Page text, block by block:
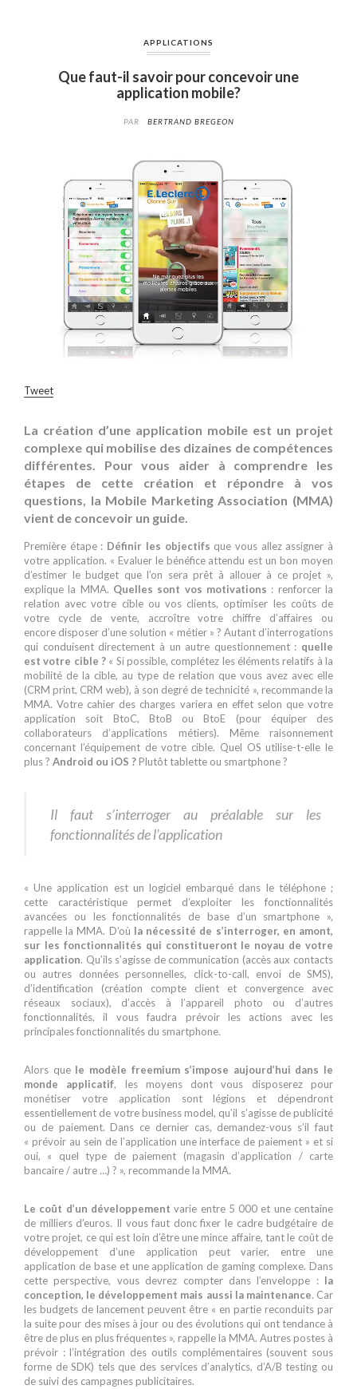
APPLICATIONS
Que faut-il savoir pour concevoir une
application mobile?
PAR BERTRAND BREGEON
Tweet
La création d’une application mobile est un projet
complexe qui mobilise des dizaines de compétences
différentes. Pour vous aider à comprendre les
étapes de cette création et répondre à vos
questions, la Mobile Marketing Association (MMA)
vient de concevoir un guide.
Première étape : Définir les objectifs que vous allez assigner à
votre application. « Evaluer le bénéfice attendu est un bon moyen
d’estimer le budget que l’on sera prêt à allouer à ce projet »,
explique la MMA. Quelles sont vos motivations : renforcer la
relation avec votre cible ou vos clients, optimiser les coûts de
votre cycle de vente, accroître votre chiffre d’affaires ou
encore disposer d’une solution « métier » ? Autant d’interrogations
qui conduisent directement à un autre questionnement : quelle
est votre cible ? « Si possible, complétez les éléments relatifs à la
mobilité de la cible, au type de relation que vous avez avec elle
(CRM print, CRM web), à son degré de technicité », recommande la
MMA. Votre cahier des charges variera en effet selon que votre
application soit BtoC, BtoB ou BtoE (pour équiper des
collaborateurs d’applications métiers). Même raisonnement
concernant l’équipement de votre cible. Quel OS utilise-t-elle le
plus ? Android ou iOS ? Plutôt tablette ou smartphone ?
Il faut s’interroger au préalable sur les
fonctionnalités de l’application
« Une application est un logiciel embarqué dans le téléphone ;
cette caractéristique permet d’exploiter les fonctionnalités
avancées ou les fonctionnalités de base d’un smartphone »,
rappelle la MMA. D’où la nécessité de s’interroger, en amont,
sur les fonctionnalités qui constitueront le noyau de votre
application. Qu’ils s’agisse de communication (accès aux contacts
ou autres données personnelles, click-to-call, envoi de SMS),
d’identification (création compte client et convergence avec
réseaux sociaux), d’accès à l’appareil photo ou d’autres
fonctionnalités, il vous faudra prévoir les actions avec les
principales fonctionnalités du smartphone.
Alors que le modèle freemium s’impose aujourd’hui dans le
monde applicatif, les moyens dont vous disposerez pour
monétiser votre application sont légions et dépendront
essentiellement de votre business model, qu’il s’agisse de publicité
ou de paiement. Dans ce dernier cas, demandez-vous s’il faut
« prévoir au sein de l’application une interface de paiement » et si
oui, « quel type de paiement (magasin d’application / carte
bancaire / autre …) ? », recommande la MMA.
Le coût d’un développement varie entre 5 000 et une centaine
de milliers d’euros. Il vous faut donc fixer le cadre budgétaire de
votre projet, ce qui est loin d’être une mince affaire, tant le coût de
développement d’une application peut varier, entre une
application de base et une application de gaming complexe. Dans
cette perspective, vous devrez compter dans l’enveloppe : la
conception, le développement mais aussi la maintenance. Car
les budgets de lancement peuvent être « en partie reconduits par
la suite pour des mises à jour ou des évolutions qui ont tendance à
être de plus en plus fréquentes », rappelle la MMA. Autres postes à
prévoir : l’intégration des outils complémentaires (souvent sous
forme de SDK) tels que des services d’analytics, d’A/B testing ou
de suivi des campagnes publicitaires.